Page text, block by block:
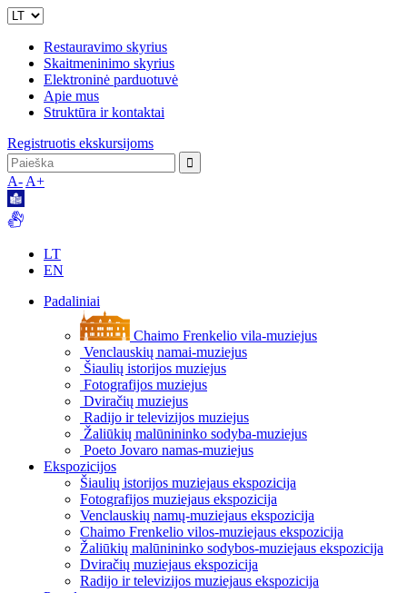
Restauravimo skyrius
Skaitmeninimo skyrius
Elektroninė parduotuvė
Apie mus
Struktūra ir kontaktai
Registruotis ekskursijoms
A- A+
LT
EN
Padaliniai
Chaimo Frenkelio vila-muziejus
Venclauskių namai-muziejus
Šiaulių istorijos muziejus
Fotografijos muziejus
Dviračių muziejus
Radijo ir televizijos muziejus
Žaliūkių malūnininko sodyba-muziejus
Poeto Jovaro namas-muziejus
Ekspozicijos
Šiaulių istorijos muziejaus ekspozicija
Fotografijos muziejaus ekspozicija
Venclauskių namų-muziejaus ekspozicija
Chaimo Frenkelio vilos-muziejaus ekspozicija
Žaliūkių malūnininko sodybos-muziejaus ekspozicija
Dviračių muziejaus ekspozicija
Radijo ir televizijos muziejaus ekspozicija